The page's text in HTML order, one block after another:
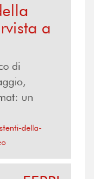
a
di
un
della-